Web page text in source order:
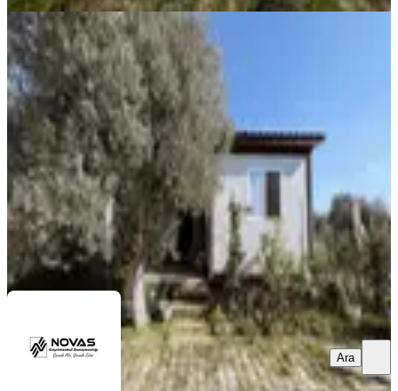
%
Novas'tan Torbalı Dirmil'de Satılık
İçinde Ev Olan Bahçe
Torbalı, Dirmil Mahallesi
1236 m²·2.508/m² ·06.02.2026
3.100.000 ₺ 3.250.000 ₺
Novas Gayrimenkul Danışmanlığı Özlem Özdemir
Ara
Ara